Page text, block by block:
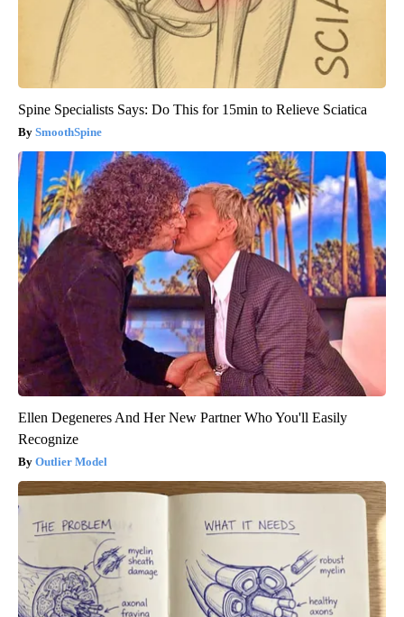
Spine Specialists Says: Do This for 15min to Relieve Sciatica
SmoothSpine
Ellen Degeneres And Her New Partner Who You'll Easily
Recognize
Outlier Model